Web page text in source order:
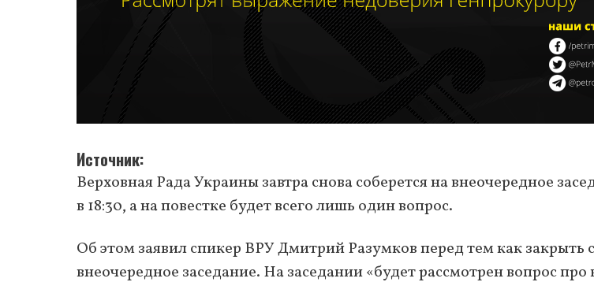
Источник
Верховная Рада Украины завтра снова соберется на внеочередное
в 18:30, а на повестке будет всего лишь один вопрос.
Об этом заявил спикер ВРУ Дмитрий Разумков перед тем как закрыть
внеочередное заседание. На заседании «будет рассмотрен вопрос